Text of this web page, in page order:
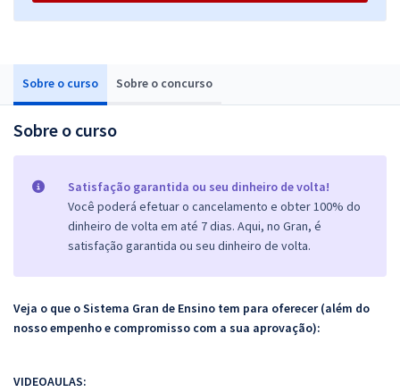
Sobre o curso Sobre o concurso
Sobre o curso
Satisfação garantida ou seu dinheiro de volta!
Você poderá efetuar o cancelamento e obter 100% do
dinheiro de volta em até 7 dias. Aqui, no Gran, é
satisfação garantida ou seu dinheiro de volta.
Veja o que o Sistema Gran de Ensino tem para oferecer (além do
nosso empenho e compromisso com a sua aprovação):
VIDEOAULAS: